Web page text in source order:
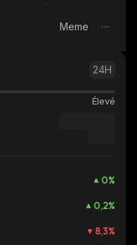
Meme
24H
Élevé
0%
0,2%
8,3%